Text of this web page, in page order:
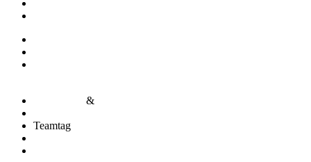
&
Teamtag